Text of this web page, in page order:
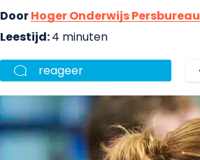
DoorHoger Onderwijs Persbureau
Leestijd:4 minuten
reageer